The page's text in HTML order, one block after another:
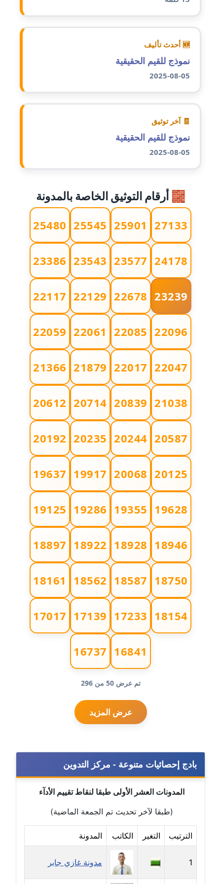
مدونة ايمان النادي
عاملة
مدونة ايمان صلاح
عاملة
مدونة ايمان عماد
مدونة ايمن موسي
عاملة
مدونة إيناس عراقي
عاملة
مدونة آيه ابو زهرة
عاملة
مدونة آية الدرديري
عاملة
مدونة آيه الغمري
عاملة
مدونة آية عبد العزيز
عاملة
مدونة ايهاب همام
عاملة
مدونة بيان هدية
عاملة
مدونة تامر زيدان
عاملة
عاملة
عاملة
مدونة جاد كريم
عاملة
مدونة جلال الخطيب
عاملة
مدونة جهاد عبد الحميد
مدونة جهاد غازي
عاملة
مدونة جيهان عفيفي
مدونة جيهان عوض
عاملة
مدونة حاتم سلامة
عاملة
🆕 أحدث تأليف
نموذج للقيم الحقيقية
2025-08-05
🧾 آخر توثيق
نموذج للقيم الحقيقية
2025-08-05
🧱 أرقام التوثيق الخاصة بالمدونة
27133
25901
25545
25480
24178
23577
23543
23386
23239
22678
22129
22117
22096
22085
22061
22059
22047
22017
21879
21366
21038
20839
20714
20612
20587
20244
20235
20192
20125
20068
19917
19637
19628
19355
19286
19125
18946
18928
18922
18897
18750
18587
18562
18161
18154
17233
17139
17017
16841
16737
تم عرض 50 من 296
عرض المزيد
بادج إحصائيات متنوعة - مركز التدوين
المدونات العشر الأولى طبقا لنقاط تقييم الأدآء
(طبقا لآخر تحديث تم الجمعة الماضية)
الترتيب التغير الكاتب المدونة
1 مدونة غازي جابر